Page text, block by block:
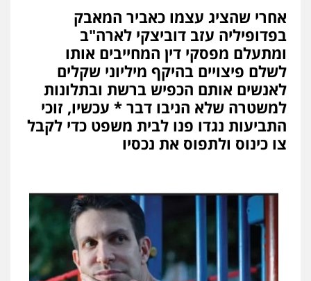
אחרי שהציג עצמו כאביר המאבק
בפדופיליה עזב דוביצקי לארה"ב
ומתעלם מפסקי דין המחייבים אותו
לשלם פיצויים בהיקף מיליוני שקלים
לאנשים אותם הכפיש ברשת ובתלונות
למשטרה שלא הניבו דבר * עכשיו, זוכי
התביעות נגדו פנו לבית משפט כדי לקבל
צו כינוס ולתפוס את נכסיו